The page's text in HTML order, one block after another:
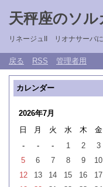
天秤座のソル
リネージュII リオナサーバ
戻る RSS 管理者用
カレンダー
2026年7月
日
月 火 水 木 金
-
- - 1 2 3
5
6 7 8 9 10
12
13 14 15 16 17